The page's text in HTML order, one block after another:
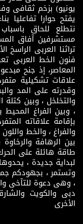
يونيو) بزخم ثقافى
يفتح حوارا تفاعليا
نتطلع للحاق
مستشرفين آفاق
تراثنا العربى
فنون الخط العربى
المعاصر، إذ جنح
علاقات تشكيلية
وقدرته على المد
والتخلخل ، وبين
، وبين الفراغ
بإقامة علاقاته
والفراغ ، والخط
بين الرهافة
طاقة هائلة على
لبداية جديدة ،
وتستمر ، بجهودكم
، وهى دعوة للتآخى
دبى والكويت
الأخرى